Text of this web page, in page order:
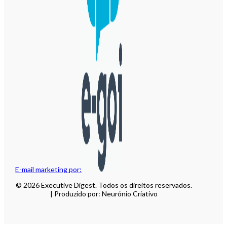
E-mail marketing por:
© 2026 Executive Digest. Todos os direitos reservados.
| Produzido por: Neurónio Criativo